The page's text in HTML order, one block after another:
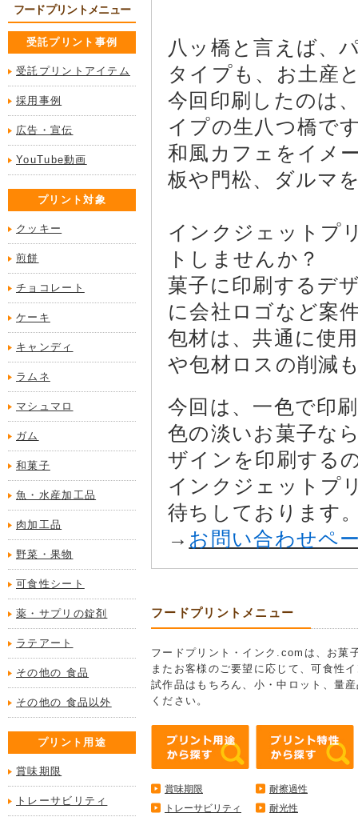
フードプリントメニュー
受託プリント事例
受託プリントアイテム
採用事例
広告・宣伝
YouTube動画
プリント対象
クッキー
煎餅
チョコレート
ケーキ
キャンディ
ラムネ
マシュマロ
ガム
和菓子
魚・水産加工品
肉加工品
野菜・果物
可食性シート
薬・サプリの錠剤
ラテアート
その他の 食品
その他の 食品以外
プリント用途
賞味期限
トレーサビリティ
八ッ橋と言えば、
タイプも、お土産
今回印刷したのは
イプの生八つ橋で
和風カフェをイメ
板や門松、ダルマ
インクジェットプ
トしませんか？
菓子に印刷するデ
に会社ロゴなど案
包材は、共通に使
や包材ロスの削減
今回は、一色で印
色の淡いお菓子な
ザインを印刷する
インクジェットプ
待ちしております
→ お問い合わせペ
フードプリントメニュー
フードプリント・インク.comは、お菓
またお客様のご要望に応じて、可食性
試作品はもちろん、小・中ロット、量
ください。
賞味期限
トレーサビリティ
耐擦過性
耐光性